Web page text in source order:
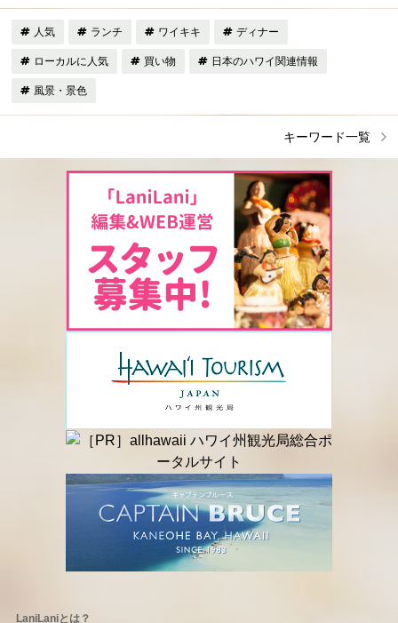
人気 ランチ ワイキキ ディナー
ローカルに人気 買い物 日本のハワイ関連情報
風景・景色
キーワード一覧
LaniLaniとは？